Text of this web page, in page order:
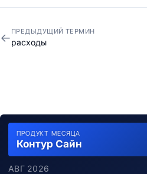
← ПРЕДЫДУЩИЙ ТЕРМИН
расходы
ПРОДУКТ МЕСЯЦА
Контур Сайн
АВГ 2026